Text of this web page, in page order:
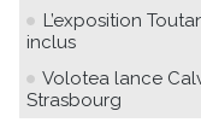
L’exposition
inclus
Volotea lance
Strasbourg